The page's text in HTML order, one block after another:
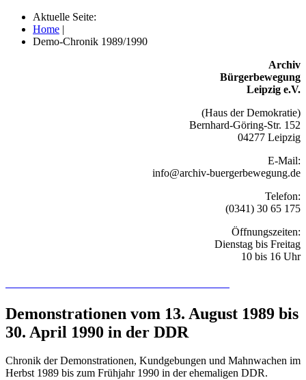
Aktuelle Seite:
Home |
Demo-Chronik 1989/1990
Archiv
Bürgerbewegung
Leipzig e.V.
(Haus der Demokratie)
Bernhard-Göring-Str. 152
04277 Leipzig
E-Mail:
info@archiv-buergerbewegung.de
Telefon:
(0341) 30 65 175
Öffnungszeiten:
Dienstag bis Freitag
10 bis 16 Uhr
Demonstrationen vom 13. August 1989 bis
30. April 1990 in der DDR
Chronik der Demonstrationen, Kundgebungen und Mahnwachen im
Herbst 1989 bis zum Frühjahr 1990 in der ehemaligen DDR.